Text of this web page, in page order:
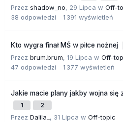
Przez shadow_no, 29 Lipca w Off-
38 odpowiedzi 1 391 wyświetleń
Kto wygra finał MŚ w piłce nożnej
Przez brum.brum, 19 Lipca w Off-
47 odpowiedzi 1 377 wyświetleń
Jakie macie plany jakby wojna się
1 2
Przez Dalila_ , 31 Lipca w Off-topic